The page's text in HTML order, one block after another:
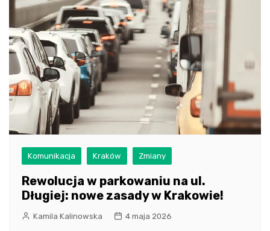
Komunikacja Kraków Zmiany
Rewolucja w parkowaniu na ul.
Długiej: nowe zasady w Krakowie!
Kamila Kalinowska 4 maja 2026